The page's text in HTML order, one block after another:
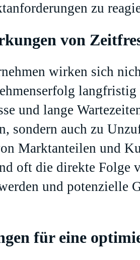
zu
von
wirken sich
und lange
sondern auch zu
Marktanteilen und
oft die direkte Folge
und potenzielle
für eine